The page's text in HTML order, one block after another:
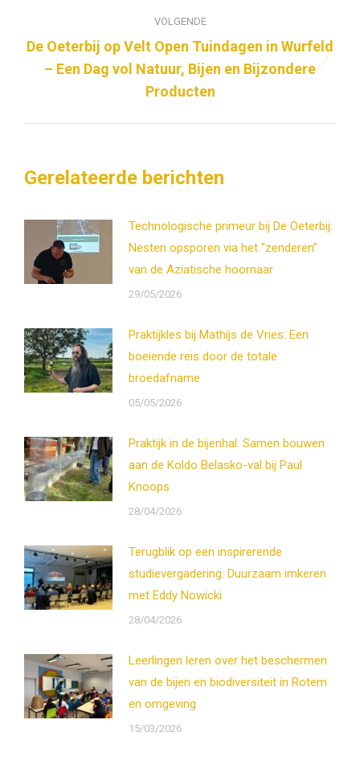
VOLGENDE
Volgend
bericht
De Oeterbij op Velt Open Tuindagen in Wurfeld
– Een Dag vol Natuur, Bijen en Bijzondere
Producten
Gerelateerde berichten
Technologische primeur bij De Oeterbij:
Nesten opsporen via het “zenderen”
van de Aziatische hoornaar
29/05/2026
Praktijkles bij Mathijs de Vries: Een
boeiende reis door de totale
broedafname
05/05/2026
Praktijk in de bijenhal: Samen bouwen
aan de Koldo Belasko-val bij Paul
Knoops
28/04/2026
Terugblik op een inspirerende
studievergadering: Duurzaam imkeren
met Eddy Nowicki
28/04/2026
Leerlingen leren over het beschermen
van de bijen en biodiversiteit in Rotem
en omgeving
15/03/2026